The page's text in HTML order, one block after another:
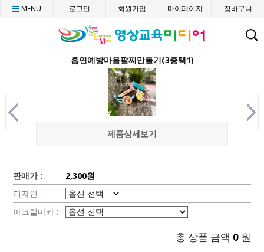
CMENU 로그인 회원가입 마이페이지 장바구니
흡연예방마음팔찌만들기(3종택1)
제품상세보기
판매가 :
2,300원
디자인 :
아크릴마카 :
총 상품 금액 0 원